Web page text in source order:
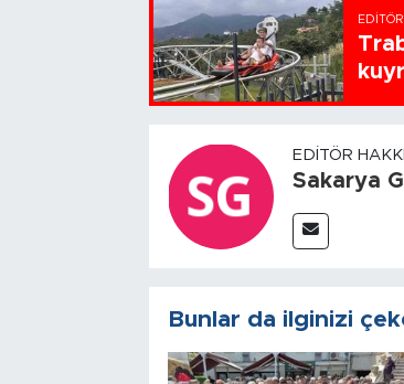
EDITÖR
Sakarya
Bunlar da ilginizi